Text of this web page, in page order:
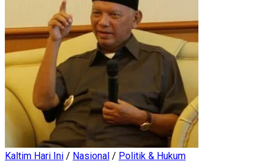
Kaltim Hari Ini / Nasional / Politik & Hukum